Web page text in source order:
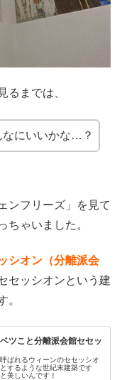
るまでは、
なにいいかな…？
ンフリーズ」を見て
ちゃいました。
シオン（分離派会
セッシオンという建
。
ツこと分離派会館セセッ
ばれるウィーンのセセッシオ
するような世紀末建築です
美しいんです！